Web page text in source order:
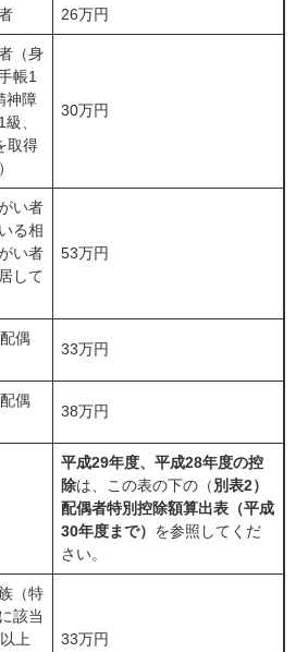
26万円
（身
帳1
神障
、
取得
30万円
い者
る相
い者
して
53万円
偶
33万円
偶
38万円
平成29年度、平成28年度の控
除は、この表の下の（別表2）
配偶者特別控除額算出表（平成
30年度まで） を参照してくだ
さい。
（特
該当
上
33万円